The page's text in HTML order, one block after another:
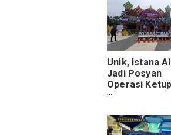
Unik, Istana
Jadi Posyan
Operasi
Semeru 2024